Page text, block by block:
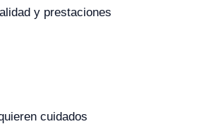
y prestaciones
cuidados